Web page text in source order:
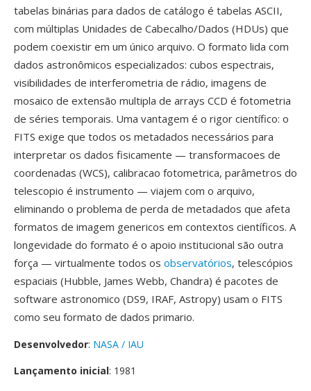
tabelas binárias para dados de catálogo é tabelas ASCII,
com múltiplas Unidades de Cabecalho/Dados (HDUs) que
podem coexistir em um único arquivo. O formato lida com
dados astronômicos especializados: cubos espectrais,
visibilidades de interferometria de rádio, imagens de
mosaico de extensão multipla de arrays CCD é fotometria
de séries temporais. Uma vantagem é o rigor científico: o
FITS exige que todos os metadados necessários para
interpretar os dados fisicamente — transformacoes de
coordenadas (WCS), calibracao fotometrica, parâmetros do
telescopio é instrumento — viajem com o arquivo,
eliminando o problema de perda de metadados que afeta
formatos de imagem genericos em contextos científicos. A
longevidade do formato é o apoio institucional são outra
força — virtualmente todos os observatórios, telescópios
espaciais (Hubble, James Webb, Chandra) é pacotes de
software astronomico (DS9, IRAF, Astropy) usam o FITS
como seu formato de dados primario.
Desenvolvedor: NASA / IAU
Lançamento inicial: 1981